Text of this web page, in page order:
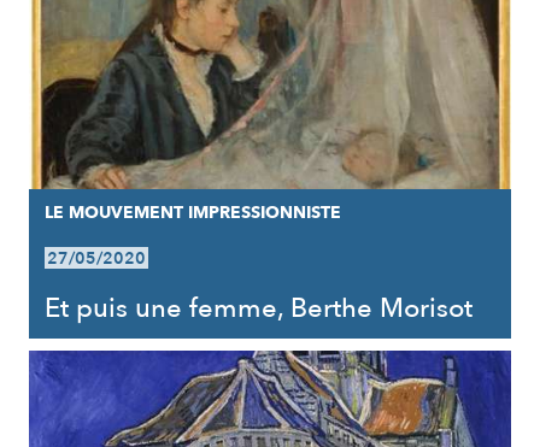
LE MOUVEMENT IMPRESSIONNISTE
27/05/2020
Et puis une femme, Berthe Morisot